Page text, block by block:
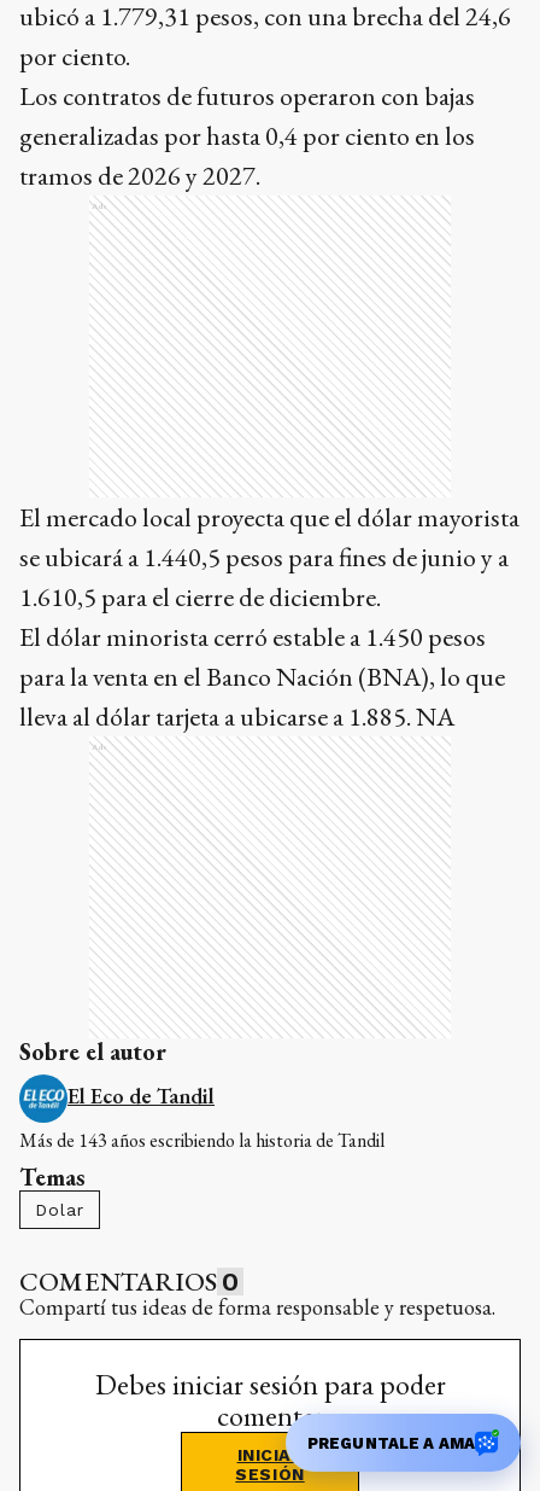
ubicó a 1.779,31 pesos, con una brecha del 24,6
por ciento.
Los contratos de futuros operaron con bajas
generalizadas por hasta 0,4 por ciento en los
tramos de 2026 y 2027.
Ads
El mercado local proyecta que el dólar mayorista
se ubicará a 1.440,5 pesos para fines de junio y a
1.610,5 para el cierre de diciembre.
El dólar minorista cerró estable a 1.450 pesos
para la venta en el Banco Nación (BNA), lo que
lleva al dólar tarjeta a ubicarse a 1.885. NA
Ads
Sobre el autor
El Eco de Tandil
Más de 143 años escribiendo la historia de Tandil
Temas
Dolar
COMENTARIOS 0
Compartí tus ideas de forma responsable y respetuosa.
Debes iniciar sesión para poder
comentar
INICIAR
SESIÓN
PREGUNTALE A AMA